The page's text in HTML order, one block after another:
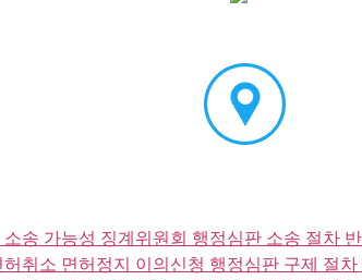
송 가능성 징계위원회 행정심판 소송 절차
취소 면허정지 이의신청 행정심판 구제 절